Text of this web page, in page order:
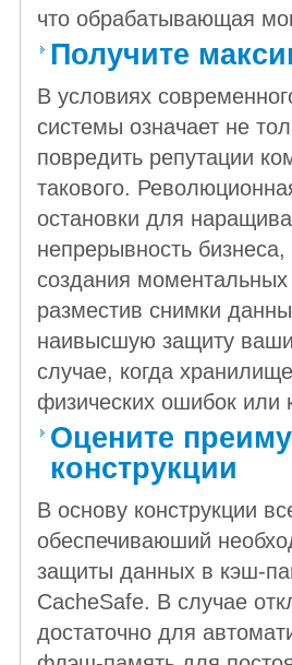
что обрабатывающая
Получите
В условиях
системы означает не
повредить репутации
такового.
остановки для
непрерывность
создания
разместив снимки
наивысшую защиту
случае, когда
физических ошибок или
Оцените
конструкции
В основу конструкции
обеспечиваюший
защиты данных в кэш-
CacheSafe. В случае
достаточно для